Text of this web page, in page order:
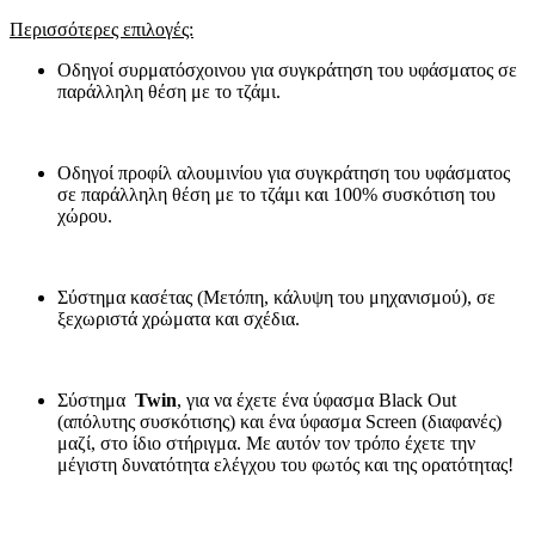
Περισσότερες επιλογές:
Οδηγοί συρματόσχοινου για συγκράτηση του υφάσματος σε
παράλληλη θέση με το τζάμι.
Οδηγοί προφίλ αλουμινίου για συγκράτηση του υφάσματος
σε παράλληλη θέση με το τζάμι και 100% συσκότιση του
χώρου.
Σύστημα κασέτας (Μετόπη, κάλυψη του μηχανισμού), σε
ξεχωριστά χρώματα και σχέδια.
Σύστημα Twin, για να έχετε ένα ύφασμα Black Out
(απόλυτης συσκότισης) και ένα ύφασμα Screen (διαφανές)
μαζί, στο ίδιο στήριγμα. Με αυτόν τον τρόπο έχετε την
μέγιστη δυνατότητα ελέγχου του φωτός και της ορατότητας!